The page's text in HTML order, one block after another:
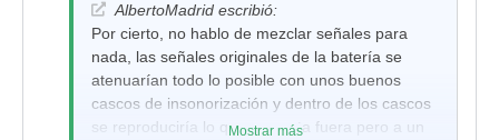
AlbertoMadrid escribió:
Por cierto, no hablo de mezclar señales para
nada, las señales originales de la batería se
atenuarían todo lo posible con unos buenos
cascos de insonorización y dentro de los cascos
se reproduciría lo que se capta fuera pero a un
Mostrar más